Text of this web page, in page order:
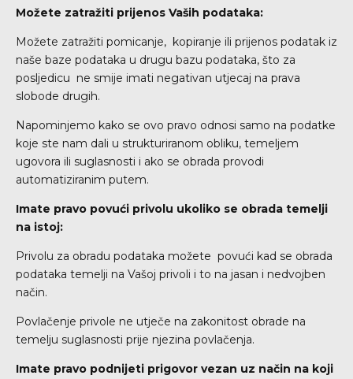
Možete zatražiti prijenos Vaših podataka:
Možete zatražiti pomicanje, kopiranje ili prijenos podatak iz
naše baze podataka u drugu bazu podataka, što za
posljedicu ne smije imati negativan utjecaj na prava
slobode drugih.
Napominjemo kako se ovo pravo odnosi samo na podatke
koje ste nam dali u strukturiranom obliku, temeljem
ugovora ili suglasnosti i ako se obrada provodi
automatiziranim putem.
Imate pravo povući privolu ukoliko se obrada temelji
na istoj:
Privolu za obradu podataka možete povući kad se obrada
podataka temelji na Vašoj privoli i to na jasan i nedvojben
način.
Povlačenje privole ne utječe na zakonitost obrade na
temelju suglasnosti prije njezina povlačenja.
Imate pravo podnijeti prigovor vezan uz način na koji